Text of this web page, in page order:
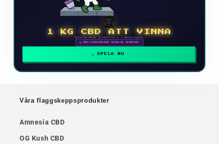
🏆
1 KG CBD ATT VINNA
Delta och klättra i rankingen
🗓 BELÖNINGAR VARJE MÅNAD
SPELA NU
Våra flaggskeppsprodukter
Amnesia CBD
OG Kush CBD